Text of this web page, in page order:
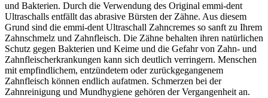
und Bakterien. Durch die Verwendung des Original emmi-dent
Ultraschalls entfällt das abrasive Bürsten der Zähne. Aus diesem
Grund sind die emmi-dent Ultraschall Zahncremes so sanft zu Ihrem
Zahnschmelz und Zahnfleisch. Die Zähne behalten ihren natürlichen
Schutz gegen Bakterien und Keime und die Gefahr von Zahn- und
Zahnfleischerkrankungen kann sich deutlich verringern. Menschen
mit empfindlichem, entzündetem oder zurückgegangenem
Zahnfleisch können endlich aufatmen. Schmerzen bei der
Zahnreinigung und Mundhygiene gehören der Vergangenheit an.